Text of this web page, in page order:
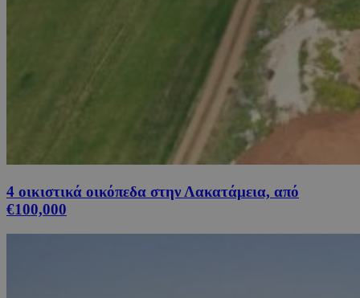
4 οικιστικά οικόπεδα στην Λακατάμεια, από
€100,000